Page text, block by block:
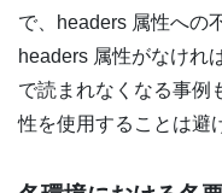
で、headers 属性への
headers 属性がなけれ
で読まれなくなる事例
性を使用することは避